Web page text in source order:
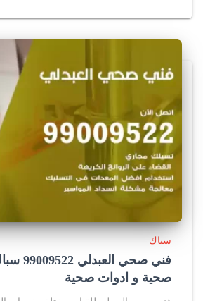
سباك
فني صحي
صحية و ادوات صحية